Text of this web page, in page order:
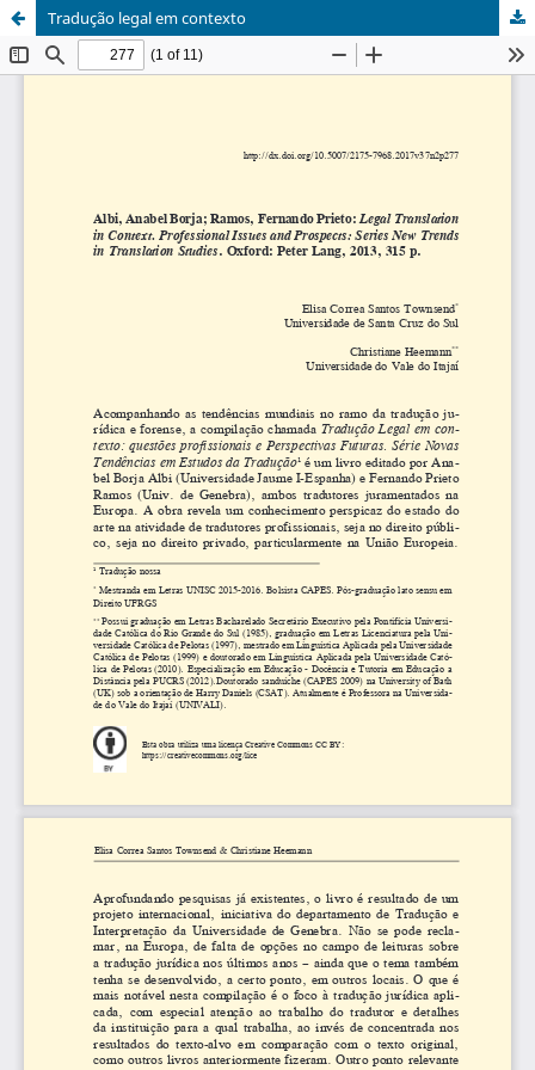
Tradução legal em contexto